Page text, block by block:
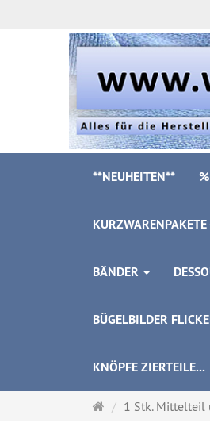
**NEUHEITEN**
KURZWARENPAKETE
BÄNDER
BÜGELBILDER
KNÖPFE ZIERTEILE...
Startseite
1 Stk. Mittelteil